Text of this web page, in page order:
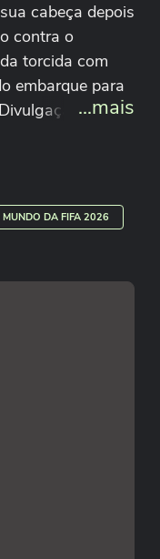
cabeça depois
contra o
torcida com
embarque para
CBF)
...mais
MUNDO DA FIFA 2026